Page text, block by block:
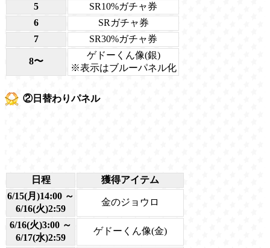
5
SR10%ガチャ券
6
SRガチャ券
7
SR30%ガチャ券
8〜
ゲドーくん像(銀)
※表示はブルーパネル化
②日替わりパネル
日程
獲得アイテム
6/15(月)14:00 ～
6/16(火)2:59
金のジョウロ
6/16(火)3:00 ～
6/17(水)2:59
ゲドーくん像(金)